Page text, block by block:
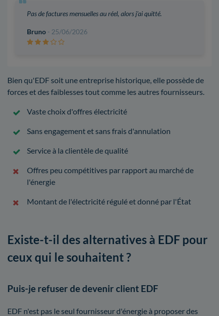
Pas de factures mensuelles au réel, alors j'ai quitté.
Bruno - 25/06/2026
Bien qu'EDF soit une entreprise historique, elle possède de
forces et des faiblesses tout comme les autres fournisseurs.
Vaste choix d'offres électricité
Sans engagement et sans frais d'annulation
Service à la clientèle de qualité
Offres peu compétitives par rapport au marché de
l'énergie
Montant de l'électricité régulé et donné par l'État
Existe-t-il des alternatives à EDF pour
ceux qui le souhaitent ?
Puis-je refuser de devenir client EDF
EDF n'est pas le seul fournisseur d'énergie à proposer des